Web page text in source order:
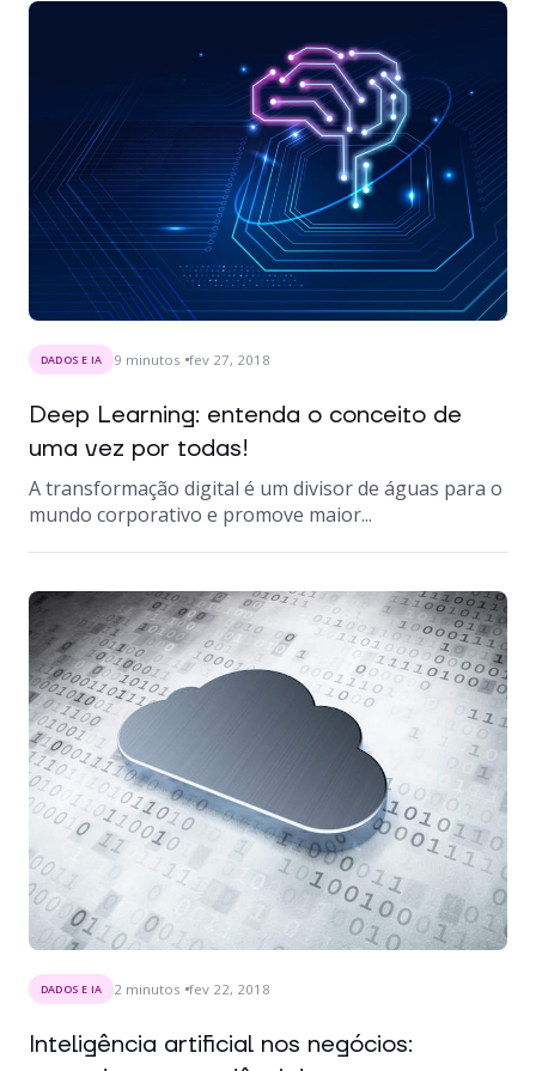
DADOS E IA 9 minutos fev 27, 2018
Deep Learning: entenda o conceito de
uma vez por todas!
A transformação digital é um divisor de águas para o
mundo corporativo e promove maior...
DADOS E IA 2 minutos fev 22, 2018
Inteligência artificial nos negócios: